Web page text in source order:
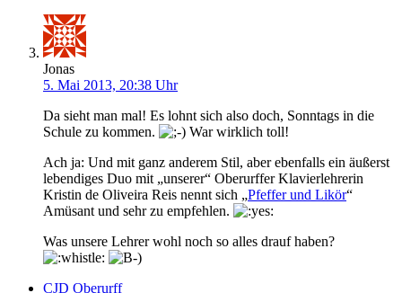
Jonas
5. Mai 2013, 20:38 Uhr
Da sieht man mal! Es lohnt sich also doch, Sonntags in die
Schule zu kommen.
War wirklich toll!
Ach ja: Und mit ganz anderem Stil, aber ebenfalls ein äußerst
lebendiges Duo mit „unserer“ Oberurffer Klavierlehrerin
Kristin de Oliveira Reis nennt sich „Pfeffer und Likör“
Amüsant und sehr zu empfehlen.
Was unsere Lehrer wohl noch so alles drauf haben?
CJD Oberurff